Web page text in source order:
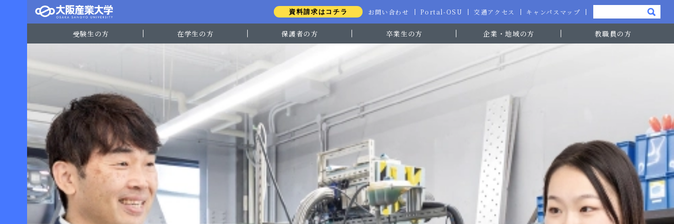
資料請求はコチラ お問い合わせ Portal-OSU 交通アクセス キャンパスマップ
受験生の方 在学生の方 保護者の方 卒業生の方 企業・地域の方 教職員の方